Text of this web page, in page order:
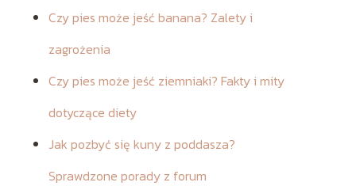
Czy pies może jeść banana? Zalety i
zagrożenia
Czy pies może jeść ziemniaki? Fakty i mity
dotyczące diety
Jak pozbyć się kuny z poddasza?
Sprawdzone porady z forum